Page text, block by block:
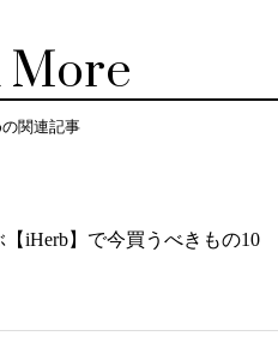
More
関連記事
iHerb】で今買うべきもの10